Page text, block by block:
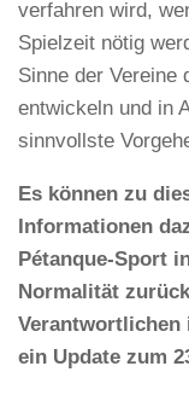
verfahren wird,
Spielzeit nötig
Sinne der Vereine
entwickeln und in
sinnvollste
Es können zu
Informationen
Pétanque-Sport
Normalität
Verantwortlichen
ein Update zum